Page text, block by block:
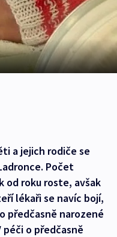
a jejich rodiče se
Počet
od roku roste, avšak
lékaři se navíc bojí,
předčasně narozené
péči o předčasně